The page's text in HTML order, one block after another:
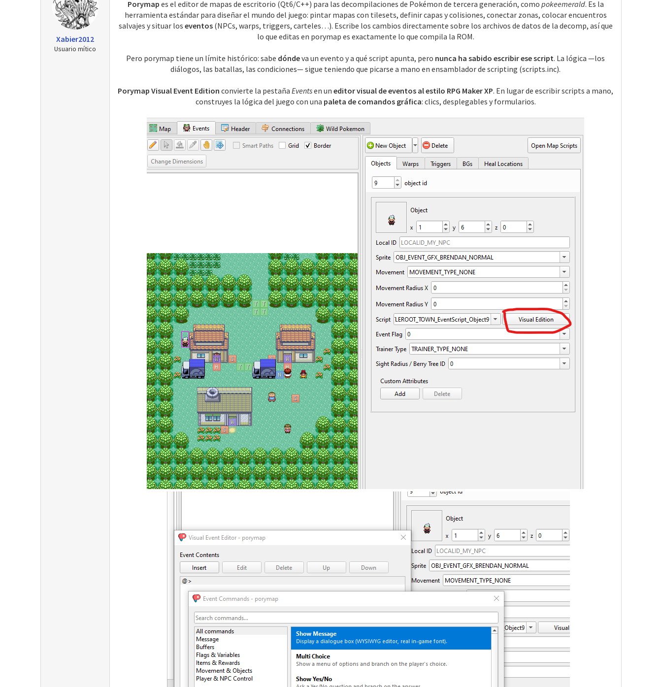
a
d
n
Xabier2012
Usuario mítico
Porymap es el editor de mapas de escritorio (Qt6/C++) para las decompilaciones de Pokémon de tercera generación, como pokeemerald. Es la
herramienta estándar para diseñar el mundo del juego: pintar mapas con tilesets, definir capas y colisiones, conectar zonas, colocar encuentros
salvajes y situar los eventos(NPCs, warps, triggers, carteles…). Escribe los cambios directamente sobre los archivos de datos de la decomp, así que
lo que editas en porymap es exactamente lo que compila la ROM.
Pero porymap tiene un límite histórico: sabe dóndeva un evento y a qué script apunta, pero nunca ha sabido escribir ese script. La lógica —los
diálogos, las batallas, las condiciones— sigue teniendo que picarse a mano en ensamblador de scripting (scripts.inc).
Porymap Visual Event Edition convierte la pestaña Eventsen un editor visual de eventos al estilo RPG Maker XP. En lugar de escribir scripts a mano,
construyes la lógica del juego con una paleta de comandos gráfica: clics, desplegables y formularios.